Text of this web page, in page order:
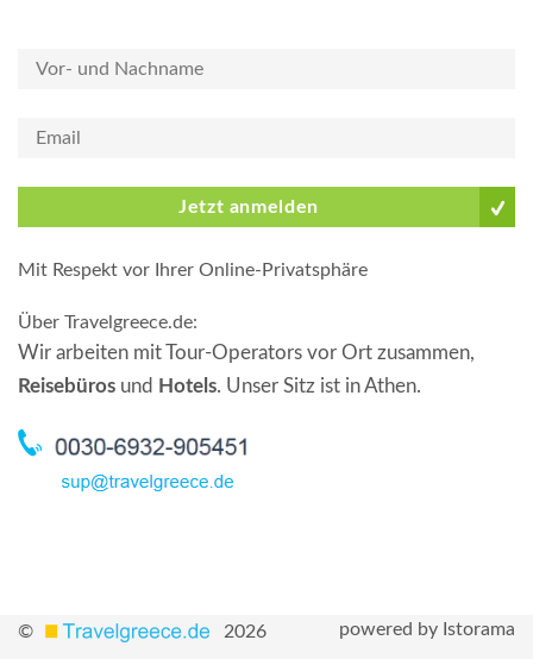
Jetzt anmelden
Mit Respekt vor Ihrer Online-Privatsphäre
Über Travelgreece.de:
Wir arbeiten mit Tour-Operators vor Ort zusammen,
Reisebüros und Hotels. Unser Sitz ist in Athen.
© 2026 powered by Istorama